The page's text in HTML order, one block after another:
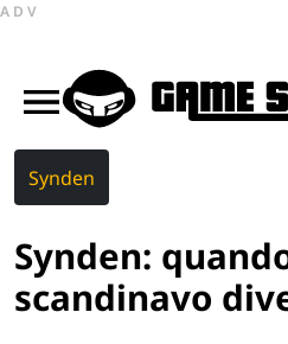
ADV
Synden
Synden:
scandinavo